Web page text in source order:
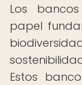
Los
papel
Estos